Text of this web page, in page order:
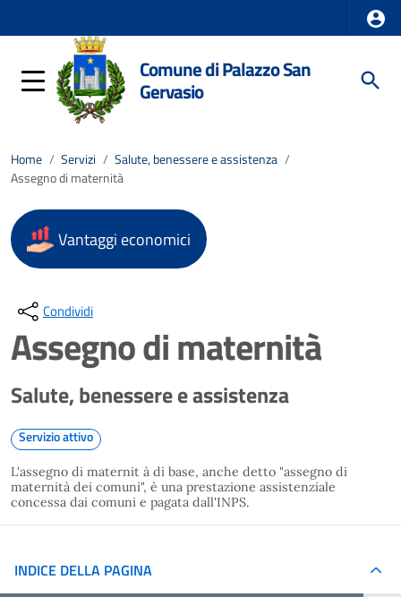
Comune di Palazzo San
Gervasio
Home / Servizi / Salute, benessere e assistenza /
Assegno di maternità
Vantaggi economici
Condividi
Assegno di maternità
Salute, benessere e assistenza
Servizio attivo
L'assegno di maternit à di base, anche detto "assegno di
maternità dei comuni", è una prestazione assistenziale
concessa dai comuni e pagata dall'INPS.
INDICE DELLA PAGINA